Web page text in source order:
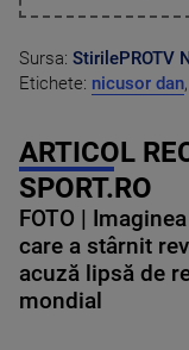
Sursa: StirilePROTV
Etichete: nicusor dan,
ARTICOL
SPORT.RO
FOTO |
care a stârnit
acuză lipsă de
mondial